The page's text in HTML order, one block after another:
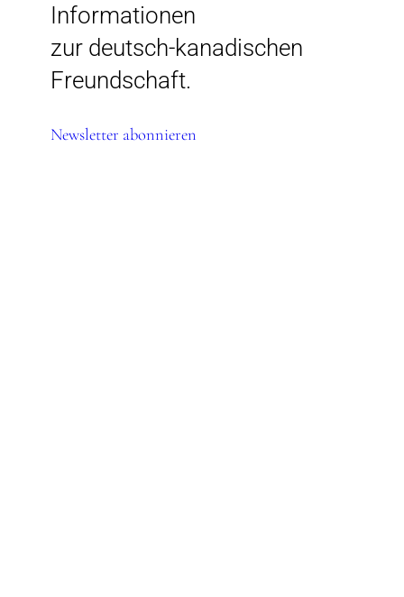
Informationen
zur deutsch-kanadischen
Freundschaft.
Newsletter abonnieren